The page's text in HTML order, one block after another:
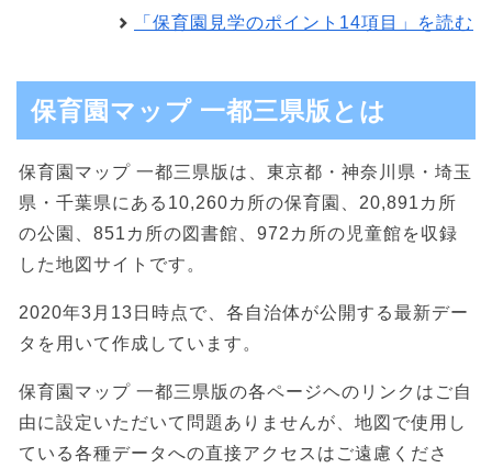
「保育園見学のポイント14項目」を読む
保育園マップ 一都三県版とは
保育園マップ 一都三県版は、東京都・神奈川県・埼玉
県・千葉県にある10,260カ所の保育園、20,891カ所
の公園、851カ所の図書館、972カ所の児童館を収録
した地図サイトです。
2020年3月13日時点で、各自治体が公開する最新デー
タを用いて作成しています。
保育園マップ 一都三県版の各ページヘのリンクはご自
由に設定いただいて問題ありませんが、地図で使用し
ている各種データへの直接アクセスはご遠慮くださ